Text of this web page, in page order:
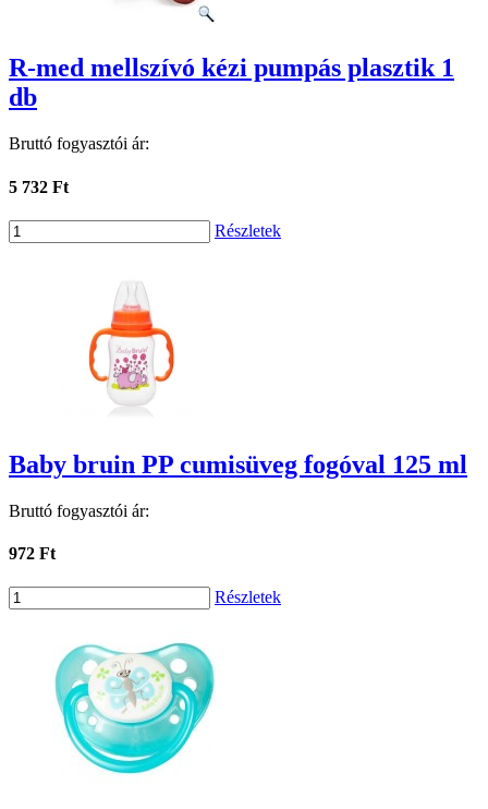
R-med mellszívó kézi pumpás plasztik 1
db
Bruttó fogyasztói ár:
5 732 Ft
Részletek
Baby bruin PP cumisüveg fogóval 125 ml
Bruttó fogyasztói ár:
972 Ft
Részletek